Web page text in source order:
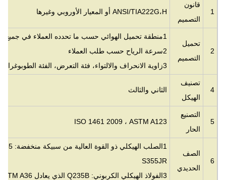
1
قانون
التصميم
ANSI/TIA222G،H أو المعيار الأوروبي وغيرها
2
تحميل
التصميم
1منطقة تحميل الهوائي حسب ما تحدده العملاء في جميع أنحاء العالم.
2سرعة الرياح حسب طلب العملاء
3زاوية الانحراف والالتواء، فئة التعرض، الفئة الطوبوغرافية كما هو محدد من قبل العملاء.
4
تصنيف
الهيكل
الثاني والثالث
5
التصنيع
الحار
ISO 1461 2009 ، ASTM A123
6
الصف
الحديدي
1الصلب الهيكلي ذو القوة العالية من سبيكة منخفضة: Q355 أو ما يعادلها
S355JR
3الفولاذ الهيكلي الكربوني: Q235B الذي يعادل ASTM A36 أو S235JR